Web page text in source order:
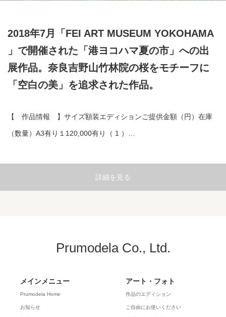
2018年7月「FEI ART MUSEUM YOKOHAMA
」で開催された「港ヨコハマ夏の市」への出
展作品。奈良吉野山竹林院の桜をモチーフに
「空白の美」を追求された作品。
【 作品情報 】サイズ額装エディションご提供金額（円）在庫
（数量）A3有り１120,000有り（ 1 ）…
詳細を見る
Prumodela Co., Ltd.
メインメニュー
Prumodela Home
お知らせ
アート・フォト
作品のエディション
ご自由にお使いください